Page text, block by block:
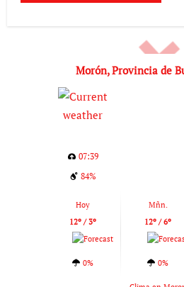
Morón, Provincia de
07:39
84%
Hoy
12º / 3º
0%
Mñn.
12º / 6º
0%